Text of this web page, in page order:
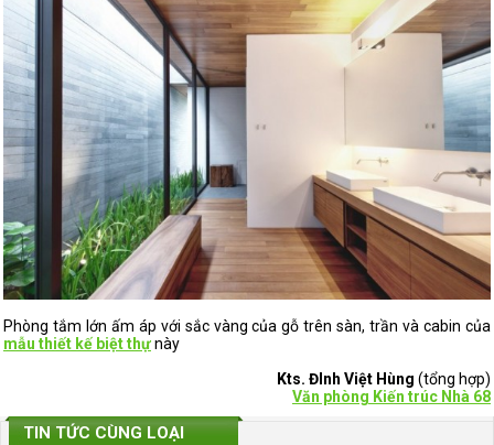
Phòng tắm lớn ấm áp với sắc vàng của gỗ trên sàn, trần và cabin của
mẫu thiết kế biệt thựnày
Kts. ĐInh Việt Hùng (tổng hợp)
Văn phòng Kiến trúc Nhà 68
TIN TỨC CÙNG LOẠI